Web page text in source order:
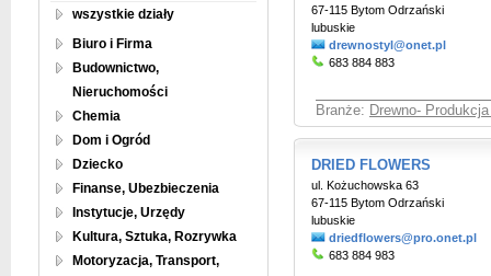
wszystkie działy
Biuro i Firma
Budownictwo,
Nieruchomości
Chemia
Dom i Ogród
Dziecko
Finanse, Ubezbieczenia
Instytucje, Urzędy
Kultura, Sztuka, Rozrywka
Motoryzacja, Transport,
67-115 Bytom Odrzański
lubuskie
drewnostyl@onet.pl
683 884 883
Branże: Drewno-
DRIED FLOWERS
ul. Kożuchowska 63
67-115 Bytom Odrzański
lubuskie
driedflowers@pro.onet.pl
683 884 983